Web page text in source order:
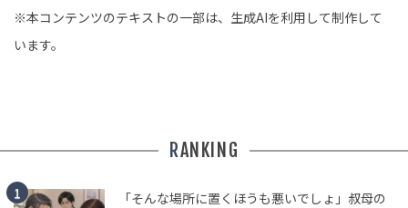
※本コンテンツのテキストの一部は、生成AIを利用して制作して
います。
RANKING
「そんな場所に置くほうも悪いでしょ」叔母の